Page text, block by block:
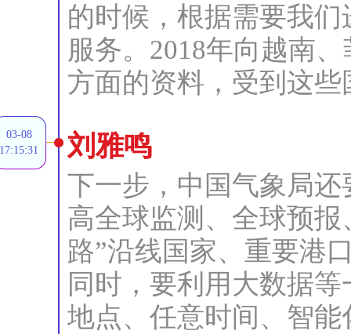
的时候，根据需要我
服务。2018年向越南
方面的资料，受到这
03-08
17:15:31
刘雅鸣
下一步，中国气象局
高全球监测、全球预
路”沿线国家、重要港
同时，要利用大数据
地点、任意时间、智